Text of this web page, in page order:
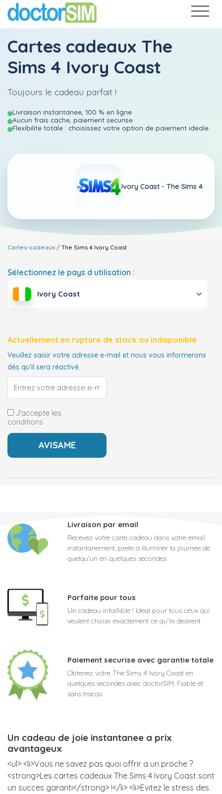
Cartes cadeaux The
Sims 4 Ivory Coast
Toujours le cadeau parfait !
Livraison instantanee, 100 % en ligne
Aucun frais cache, paiement securise
Flexibilite totale : choisissez votre option de paiement ideale
Ivory Coast - The Sims 4
Cartes-cadeaux The Sims 4 Ivory Coast
Sélectionnez le pays d utilisation :
Ivory Coast
Actuellement en rupture de stock ou indisponible
Veuillez saisir votre adresse e-mail et nous vous informerons
dès qu'il sera réactivé.
J'accepte les
conditions
Livraison par email
Recevez votre carte cadeau dans votre email
instantanement, prete a illuminer la journee de
quelqu'un en quelques secondes
Parfaite pour tous
Un cadeau infaillible ! Ideal pour tous ceux qui
veulent choisir exactement ce qu'ils desirent
Paiement securise avec garantie totale
Obtenez votre The Sims 4 Ivory Coast en
quelques secondes avec doctorSIM. Fiable et
sans tracas
Un cadeau de joie instantanee a prix
avantageux
<ul> <li>Vous ne savez pas quoi offrir a un proche ?
<strong>Les cartes cadeaux The Sims 4 Ivory Coast sont
un succes garanti</strong> !</li> <li>Evitez le stress des